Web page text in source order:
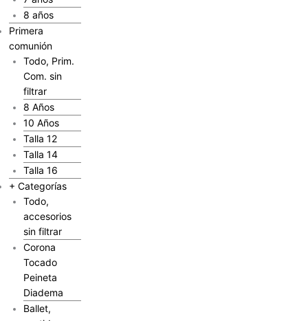
8 años
Primera
comunión
Todo, Prim.
Com. sin
filtrar
8 Años
10 Años
Talla 12
Talla 14
Talla 16
+ Categorías
Todo,
accesorios
sin filtrar
Corona
Tocado
Peineta
Diadema
Ballet,